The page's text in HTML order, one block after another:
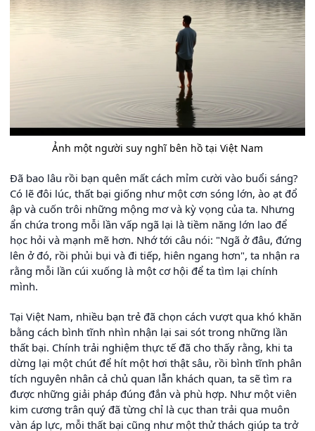
Ảnh một người suy nghĩ bên hồ tại Việt Nam
Đã bao lâu rồi bạn quên mất cách mỉm cười vào buổi sáng?
Có lẽ đôi lúc, thất bại giống như một cơn sóng lớn, ào ạt đổ
ập và cuốn trôi những mộng mơ và kỳ vọng của ta. Nhưng
ẩn chứa trong mỗi lần vấp ngã lại là tiềm năng lớn lao để
học hỏi và mạnh mẽ hơn. Nhớ tới câu nói: "Ngã ở đâu, đứng
lên ở đó, rồi phủi bụi và đi tiếp, hiên ngang hơn", ta nhận ra
rằng mỗi lần cúi xuống là một cơ hội để ta tìm lại chính
mình.
Tại Việt Nam, nhiều bạn trẻ đã chọn cách vượt qua khó khăn
bằng cách bình tĩnh nhìn nhận lại sai sót trong những lần
thất bại. Chính trải nghiệm thực tế đã cho thấy rằng, khi ta
dừng lại một chút để hít một hơi thật sâu, rồi bình tĩnh phân
tích nguyên nhân cả chủ quan lẫn khách quan, ta sẽ tìm ra
được những giải pháp đúng đắn và phù hợp. Như một viên
kim cương trân quý đã từng chỉ là cục than trải qua muôn
vàn áp lực, mỗi thất bại cũng như một thử thách giúp ta trở